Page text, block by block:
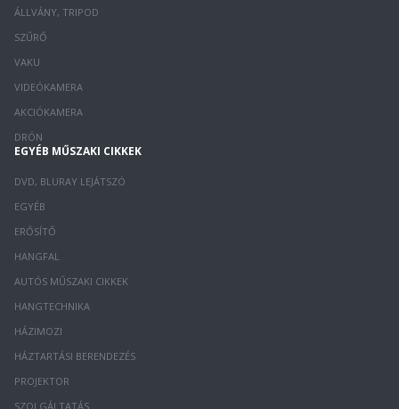
ÁLLVÁNY, TRIPOD
SZŰRŐ
VAKU
VIDEÓKAMERA
AKCIÓKAMERA
DRÓN
EGYÉB MŰSZAKI CIKKEK
DVD, BLURAY LEJÁTSZÓ
EGYÉB
ERŐSÍTŐ
HANGFAL
AUTÓS MŰSZAKI CIKKEK
HANGTECHNIKA
HÁZIMOZI
HÁZTARTÁSI BERENDEZÉS
PROJEKTOR
SZOLGÁLTATÁS